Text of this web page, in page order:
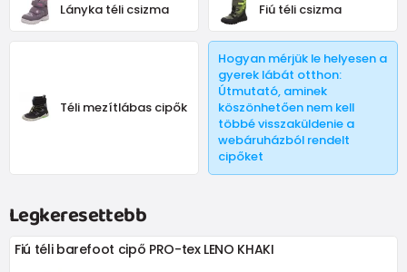
Lányka téli csizma Fiú téli csizma
Téli mezítlábas cipők
Hogyan mérjük le helyesen a
gyerek lábát otthon:
Útmutató, aminek
köszönhetően nem kell
többé visszaküldenie a
webáruházból rendelt
cipőket
Legkeresettebb
Fiú téli barefoot cipő PRO-tex LENO KHAKI